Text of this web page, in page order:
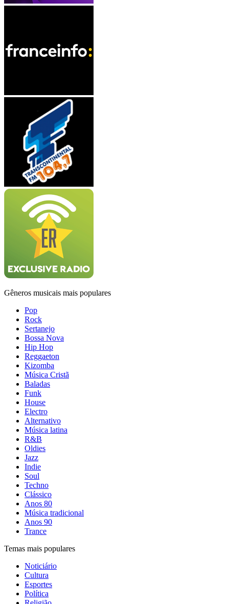
Gêneros musicais mais populares
Pop
Rock
Sertanejo
Bossa Nova
Hip Hop
Reggaeton
Kizomba
Música Cristã
Baladas
Funk
House
Electro
Alternativo
Música latina
R&B
Oldies
Jazz
Indie
Soul
Techno
Clássico
Anos 80
Música tradicional
Anos 90
Trance
Temas mais populares
Noticiário
Cultura
Esportes
Política